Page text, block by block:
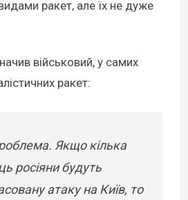
ракет, але їх не дуже
військовий, у самих
ракет:
Якщо кілька
росіяни будуть
атаку на Київ, то